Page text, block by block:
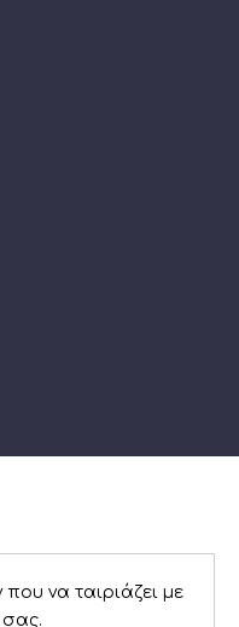
να ταιριάζει με
σας.